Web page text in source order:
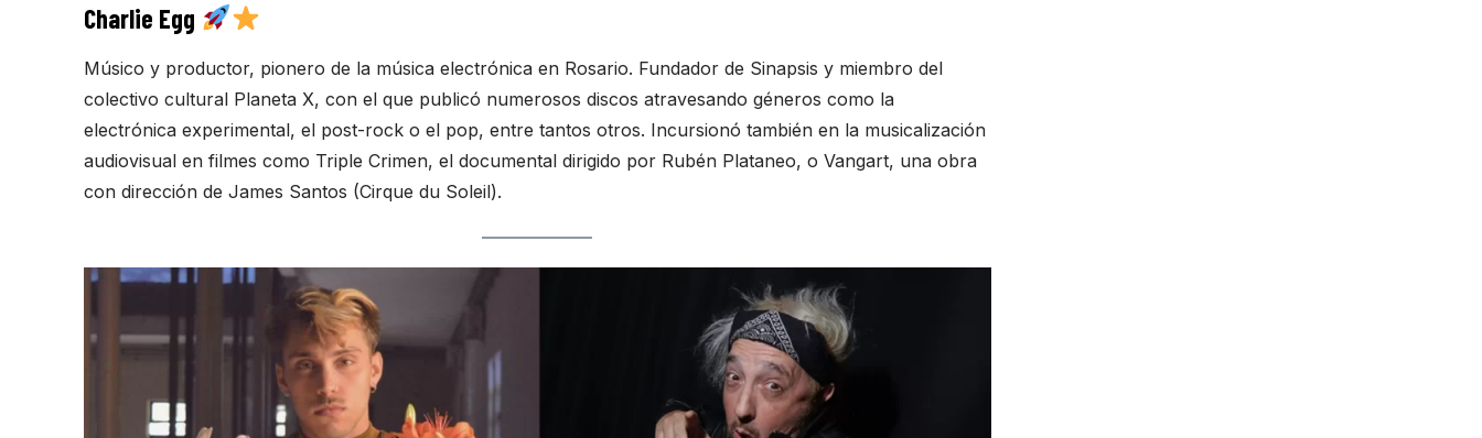
Charlie Egg
Músico y productor, pionero de la música electrónica en Rosario. Fundador de Sinapsis y miembro del
colectivo cultural Planeta X, con el que publicó numerosos discos atravesando géneros como la
electrónica experimental, el post-rock o el pop, entre tantos otros. Incursionó también en la musicalización
audiovisual en filmes como Triple Crimen, el documental dirigido por Rubén Plataneo, o Vangart, una obra
con dirección de James Santos (Cirque du Soleil).